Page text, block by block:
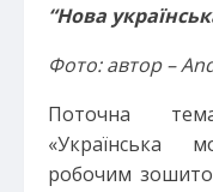
“Нова
Фото: автор –
Поточна
«Українська
робочим